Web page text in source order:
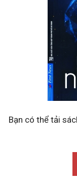
Bạn có thể tải